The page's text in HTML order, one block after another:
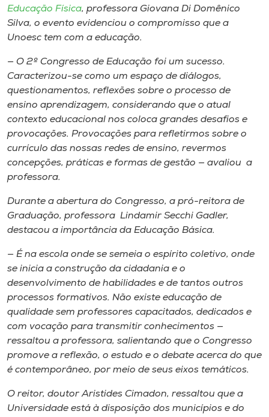
Educação Física, professora Giovana Di Domênico
Silva, o evento evidenciou o compromisso que a
Unoesc tem com a educação.
— O 2º Congresso de Educação foi um sucesso.
Caracterizou-se como um espaço de diálogos,
questionamentos, reflexões sobre o processo de
ensino aprendizagem, considerando que o atual
contexto educacional nos coloca grandes desafios e
provocações. Provocações para refletirmos sobre o
currículo das nossas redes de ensino, revermos
concepções, práticas e formas de gestão — avaliou a
professora.
Durante a abertura do Congresso, a pró-reitora de
Graduação, professora Lindamir Secchi Gadler,
destacou a importância da Educação Básica.
— É na escola onde se semeia o espírito coletivo, onde
se inicia a construção da cidadania e o
desenvolvimento de habilidades e de tantos outros
processos formativos. Não existe educação de
qualidade sem professores capacitados, dedicados e
com vocação para transmitir conhecimentos —
ressaltou a professora, salientando que o Congresso
promove a reflexão, o estudo e o debate acerca do que
é contemporâneo, por meio de seus eixos temáticos.
O reitor, doutor Aristides Cimadon, ressaltou que a
Universidade está à disposição dos municípios e do